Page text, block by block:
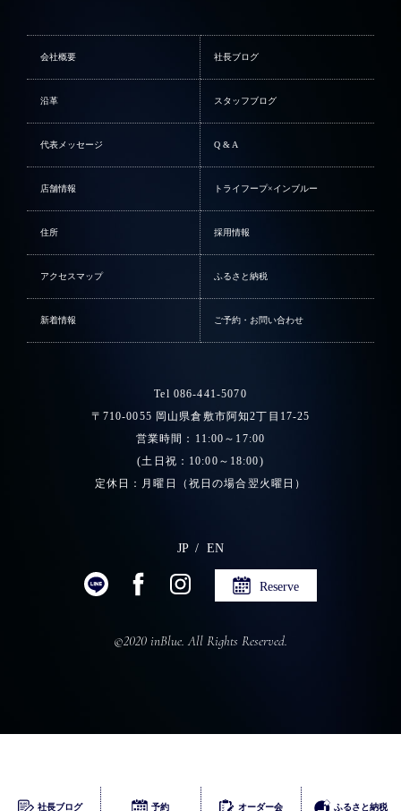
会社概要 社長ブログ
沿革 スタッフブログ
代表メッセージ Q & A
店舗情報 トライフープ×インブルー
住所 採用情報
アクセスマップ ふるさと納税
新着情報 ご予約・お問い合わせ
Tel 086-441-5070
〒710-0055 岡山県倉敷市阿知2丁目17-25
営業時間：11:00～17:00
(土日祝：10:00～18:00)
定休日：月曜日（祝日の場合翌火曜日）
JP EN
Reserve
©2020 inBlue. All Rights Reserved.
ふるさとチョイス
社長ブログ 予約 オーダー会 ふるさと納税